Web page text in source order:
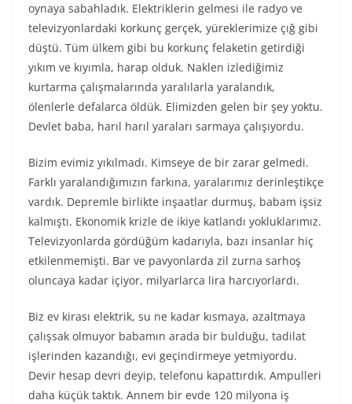
oynaya sabahladık. Elektriklerin gelmesi ile radyo ve
televizyonlardaki korkunç gerçek, yüreklerimize çığ gibi
düştü. Tüm ülkem gibi bu korkunç felaketin getirdiği
yıkım ve kıyımla, harap olduk. Naklen izlediğimiz
kurtarma çalışmalarında yaralılarla yaralandık,
ölenlerle defalarca öldük. Elimizden gelen bir şey yoktu.
Devlet baba, harıl harıl yaraları sarmaya çalışıyordu.
Bizim evimiz yıkılmadı. Kimseye de bir zarar gelmedi.
Farklı yaralandığımızın farkına, yaralarımız derinleştikçe
vardık. Depremle birlikte inşaatlar durmuş, babam işsiz
kalmıştı. Ekonomik krizle de ikiye katlandı yokluklarımız.
Televizyonlarda gördüğüm kadarıyla, bazı insanlar hiç
etkilenmemişti. Bar ve pavyonlarda zil zurna sarhoş
oluncaya kadar içiyor, milyarlarca lira harcıyorlardı.
Biz ev kirası elektrik, su ne kadar kısmaya, azaltmaya
çalışsak olmuyor babamın arada bir bulduğu, tadilat
işlerinden kazandığı, evi geçindirmeye yetmiyordu.
Devir hesap devri deyip, telefonu kapattırdık. Ampulleri
daha küçük taktık. Annem bir evde 120 milyona iş